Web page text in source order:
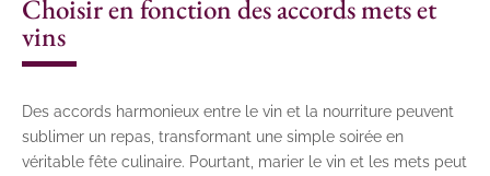
Choisir en fonction des accords mets et
vins
Des accords harmonieux entre le vin et la nourriture peuvent
sublimer un repas, transformant une simple soirée en
véritable fête culinaire. Pourtant, marier le vin et les mets peut